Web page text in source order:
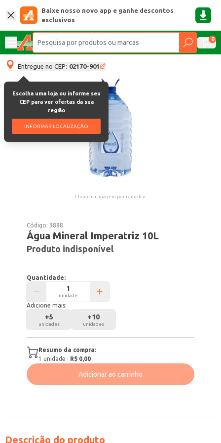
Baixe nosso novo app e ganhe descontos
exclusivos
0
Entregue no CEP: 02170-901
Escolha uma loja ou informe seu
CEP para ver ofertas da sua
região
INFORMAR LOCALIZAÇÃO
Clique na imagem para ampliar.
Código:3888
Água Mineral Imperatriz 10L
Produto indisponível
Quantidade:
unidade
Adicione mais:
+5
unidades
+10
unidades
Resumo da compra:
1 unidade · R$ 0,00
Adicionar ao carrinho
Descrição do produto